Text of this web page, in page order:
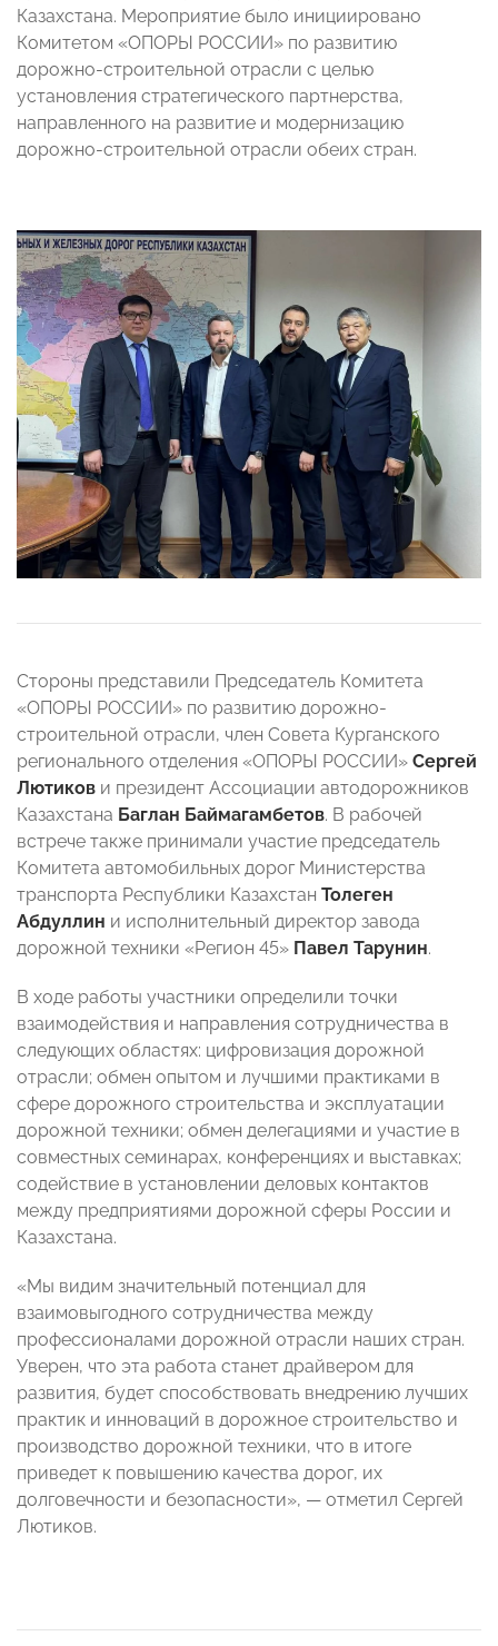
Казахстана. Мероприятие было инициировано
Комитетом «ОПОРЫ РОССИИ» по развитию
дорожно-строительной отрасли с целью
установления стратегического партнерства,
направленного на развитие и модернизацию
дорожно-строительной отрасли обеих стран.
Стороны представили Председатель Комитета
«ОПОРЫ РОССИИ» по развитию дорожно-
строительной отрасли, член Совета Курганского
регионального отделения «ОПОРЫ РОССИИ» Сергей
Лютиков и президент Ассоциации автодорожников
Казахстана Баглан Баймагамбетов. В рабочей
встрече также принимали участие председатель
Комитета автомобильных дорог Министерства
транспорта Республики Казахстан Толеген
Абдуллин и исполнительный директор завода
дорожной техники «Регион 45» Павел Тарунин.
В ходе работы участники определили точки
взаимодействия и направления сотрудничества в
следующих областях: цифровизация дорожной
отрасли; обмен опытом и лучшими практиками в
сфере дорожного строительства и эксплуатации
дорожной техники; обмен делегациями и участие в
совместных семинарах, конференциях и выставках;
содействие в установлении деловых контактов
между предприятиями дорожной сферы России и
Казахстана.
«Мы видим значительный потенциал для
взаимовыгодного сотрудничества между
профессионалами дорожной отрасли наших стран.
Уверен, что эта работа станет драйвером для
развития, будет способствовать внедрению лучших
практик и инноваций в дорожное строительство и
производство дорожной техники, что в итоге
приведет к повышению качества дорог, их
долговечности и безопасности», — отметил Сергей
Лютиков.